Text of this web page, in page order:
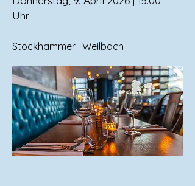
Uhr
Stockhammer | Weilbach